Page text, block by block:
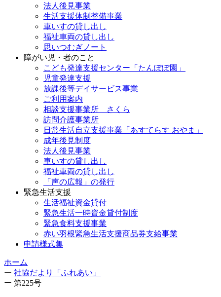
法人後見事業
生活支援体制整備事業
車いすの貸し出し
福祉車両の貸し出し
思いつむぎノート
障がい児・者のこと
こども発達支援センター「たんぽぽ園」
児童発達支援
放課後等デイサービス事業
ご利用案内
相談支援事業所 さくら
訪問介護事業所
日常生活自立支援事業「あすてらす おやま」
成年後見制度
法人後見事業
車いすの貸し出し
福祉車両の貸し出し
「声の広報」の発行
緊急生活支援
生活福祉資金貸付
緊急生活一時資金貸付制度
緊急食料支援事業
赤い羽根緊急生活支援商品券支給事業
申請様式集
ホーム
ー 社協だより「ふれあい」
ー 第225号